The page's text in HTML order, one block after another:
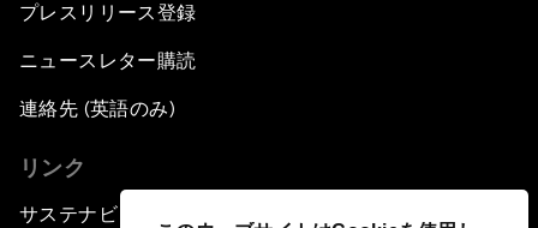
プレスリリース登録
ニュースレター購読
連絡先 (英語のみ)
リンク
サステナビリティへの取り組み